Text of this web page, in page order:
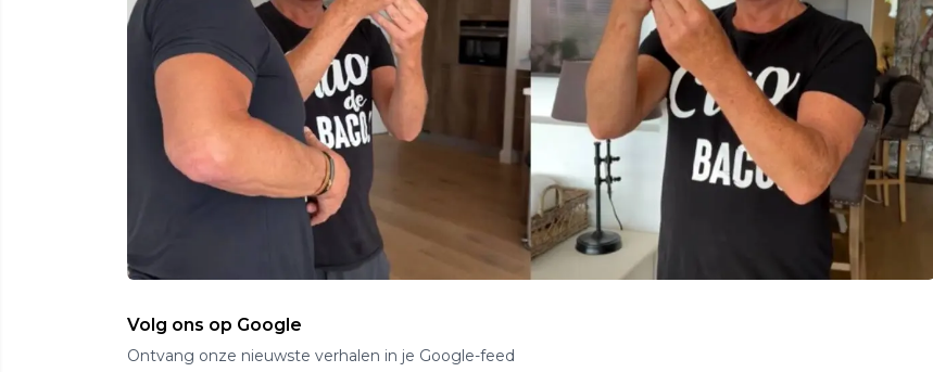
Volg ons op Google
Ontvang onze nieuwste verhalen in je Google-feed